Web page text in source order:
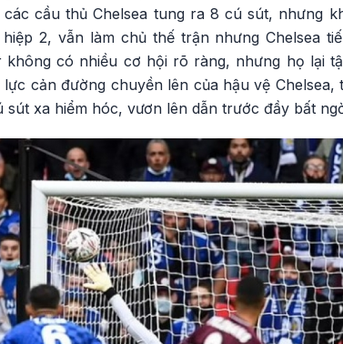
cầu thủ Chelsea tung ra 8 cú sút, nhưng
2, vẫn làm chủ thế trận nhưng Chelsea
không có nhiều cơ hội rõ ràng, nhưng họ lại
cản đường chuyền lên của hậu vệ
xa hiểm hóc, vươn lên dẫn trước đầy bất